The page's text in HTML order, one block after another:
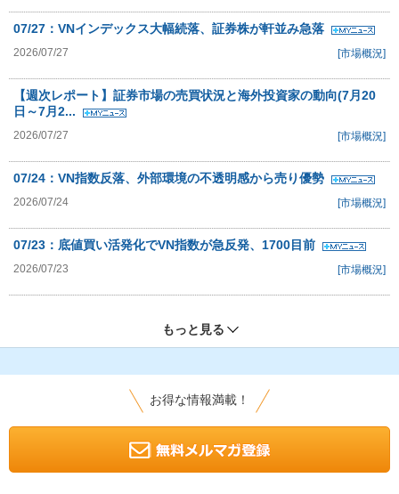
07/27：VNインデックス大幅続落、証券株が軒並み急落
2026/07/27 [市場概況]
【週次レポート】証券市場の売買状況と海外投資家の動向(7月20
日～7月2...
2026/07/27 [市場概況]
07/24：VN指数反落、外部環境の不透明感から売り優勢
2026/07/24 [市場概況]
07/23：底値買い活発化でVN指数が急反発、1700目前
2026/07/23 [市場概況]
もっと見る
お得な情報満載！